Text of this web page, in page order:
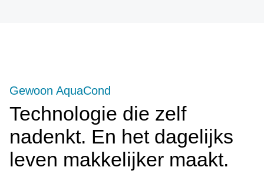
Technologie die zelf
nadenkt. En het dagelijks
leven makkelijker maakt.
Gewoon AquaCond